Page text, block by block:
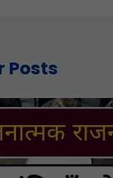
Posts